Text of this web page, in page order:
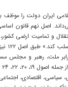
ایران دولت را
اصل نهم قانون
و تمامیت ارضی
با
ملت، رهبر و مجلس
سیاسی، اقتصادی،